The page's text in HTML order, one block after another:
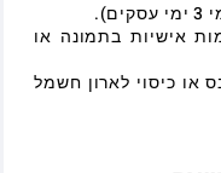
אישיות בתמונה או
או כיסוי לארון חשמל